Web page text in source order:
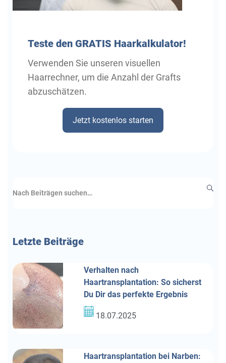
Teste den GRATIS Haarkalkulator!
Verwenden Sie unseren visuellen
Haarrechner, um die Anzahl der Grafts
abzuschätzen.
Jetzt kostenlos starten
Letzte Beiträge
Verhalten nach
Haartransplantation: So sicherst
Du Dir das perfekte Ergebnis
18.07.2025
Haartransplantation bei Narben: